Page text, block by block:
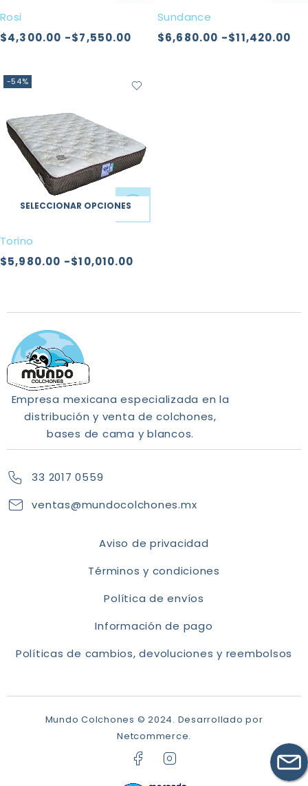
Rosi
$4,300.00 -$7,550.00
Sundance
$6,680.00 -$11,420.00
-54%
SELECCIONAR OPCIONES
Torino
$5,980.00 -$10,010.00
Empresa mexicana especializada en la
distribución y venta de colchones,
bases de cama y blancos.
33 2017 0559
ventas@mundocolchones.mx
Aviso de privacidad
Términos y condiciones
Política de envíos
Información de pago
Políticas de cambios, devoluciones y reembolsos
Mundo Colchones © 2024. Desarrollado por
Netcommerce.